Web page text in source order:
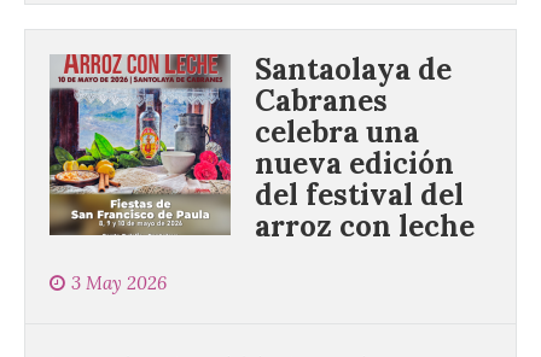
Santaolaya de
Cabranes
celebra una
nueva edición
del festival del
arroz con leche
3 May 2026